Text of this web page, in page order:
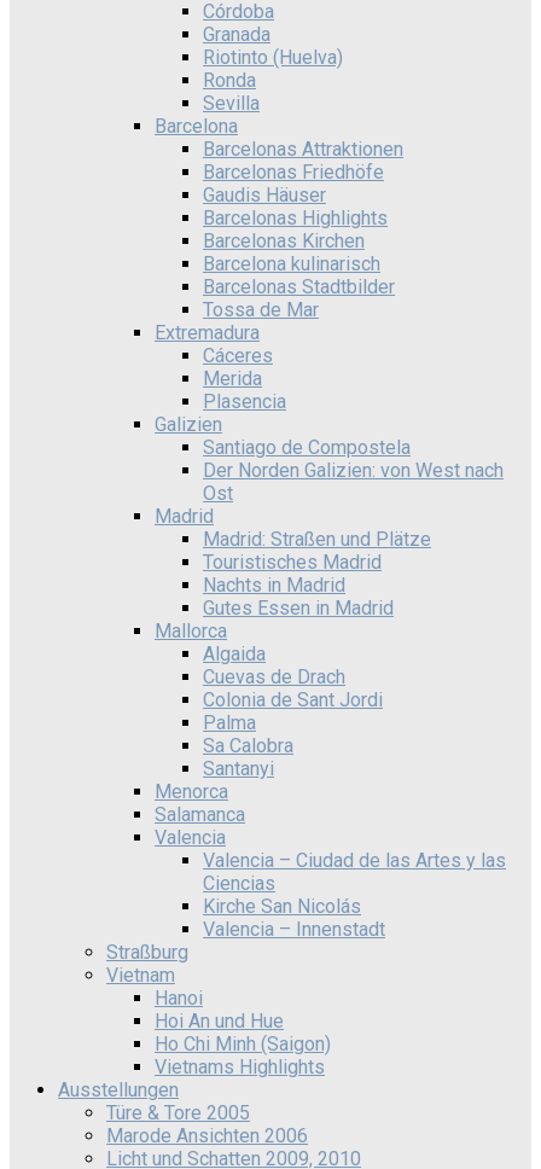
Córdoba
Granada
Riotinto (Huelva)
Ronda
Sevilla
Barcelona
Barcelonas Attraktionen
Barcelonas Friedhöfe
Gaudis Häuser
Barcelonas Highlights
Barcelonas Kirchen
Barcelona kulinarisch
Barcelonas Stadtbilder
Tossa de Mar
Extremadura
Cáceres
Merida
Plasencia
Galizien
Santiago de Compostela
Der Norden Galizien: von West nach
Ost
Madrid
Madrid: Straßen und Plätze
Touristisches Madrid
Nachts in Madrid
Gutes Essen in Madrid
Mallorca
Algaida
Cuevas de Drach
Colonia de Sant Jordi
Palma
Sa Calobra
Santanyi
Menorca
Salamanca
Valencia
Valencia – Ciudad de las Artes y las
Ciencias
Kirche San Nicolás
Valencia – Innenstadt
Straßburg
Vietnam
Hanoi
Hoi An und Hue
Ho Chi Minh (Saigon)
Vietnams Highlights
Ausstellungen
Türe & Tore 2005
Marode Ansichten 2006
Licht und Schatten 2009, 2010